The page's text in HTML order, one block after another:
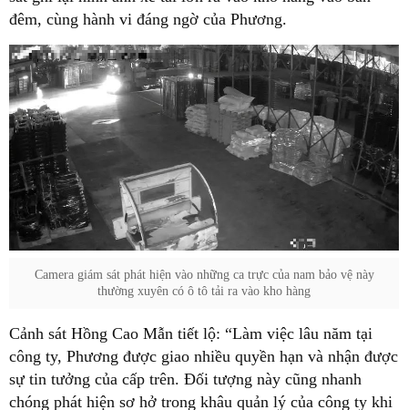
đêm, cùng hành vi đáng ngờ của Phương.
Camera giám sát phát hiện vào những ca trực của nam bảo vệ này
thường xuyên có ô tô tải ra vào kho hàng
Cảnh sát Hồng Cao Mẫn tiết lộ: “Làm việc lâu năm tại
công ty, Phương được giao nhiều quyền hạn và nhận được
sự tin tưởng của cấp trên. Đối tượng này cũng nhanh
chóng phát hiện sơ hở trong khâu quản lý của công ty khi